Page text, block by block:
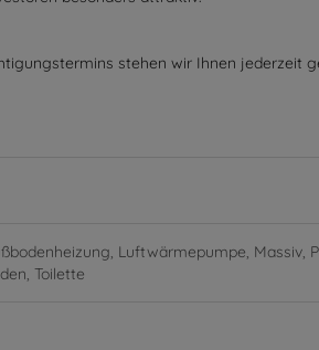
schnelle Erreichbarkeit der Wiener
besonders attraktiv.